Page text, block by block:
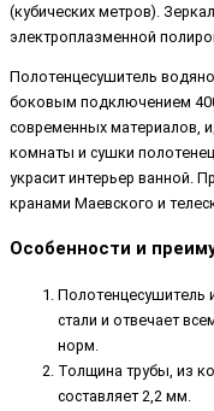
(кубических метров).
электроплазменной
Полотенцесушитель
боковым подключением
современных материалов,
комнаты и сушки
украсит интерьер ванной.
кранами Маевского и
Особенности и
Полотенцесушитель
стали и отвечает
норм.
Толщина трубы, из
составляет 2,2 мм.